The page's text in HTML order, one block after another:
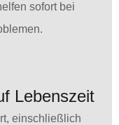
sofort bei
Lebenszeit
einschließlich